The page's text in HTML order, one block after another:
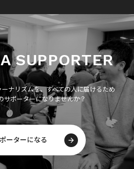
SUPPORTER
ナリズムを、すべての人に届けるため
ポーターになりませんか？
ーターになる